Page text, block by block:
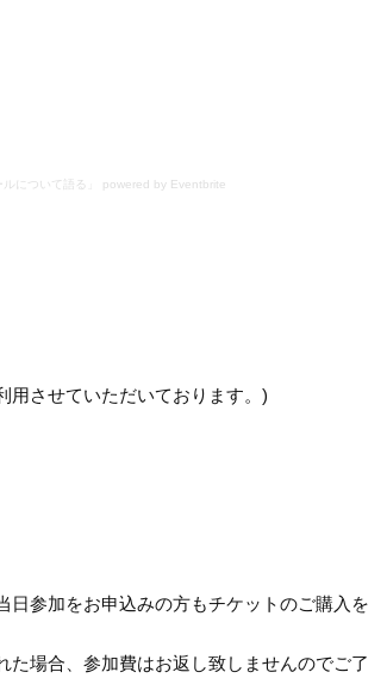
について語る」 powered by Eventbrite
用させていただいております。)
日参加をお申込みの方もチケットのご購入を
場合、参加費はお返し致しませんのでご了